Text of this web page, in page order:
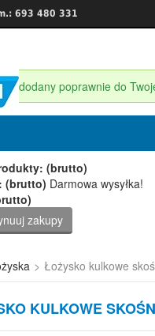
693 480 331
dodany poprawnie do
(brutto)
(brutto) Darmowa wysyłka!
zakupy
> Łożysko kulkowe
KULKOWE